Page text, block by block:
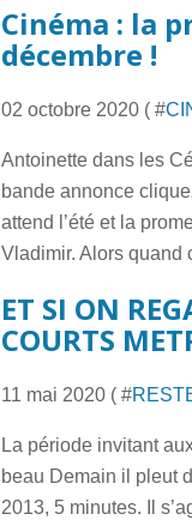
Cinéma : la
décembre !
02 octobre 2020 ( #
Antoinette dans les
bande annonce
attend l’été et la
Vladimir. Alors quand
ET SI ON
COURTS
11 mai 2020 ( #
La période invitant
beau Demain il pleut
2013, 5 minutes. Il